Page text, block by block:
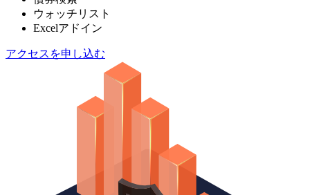
ウォッチリスト
Excelアドイン
アクセスを申し込む